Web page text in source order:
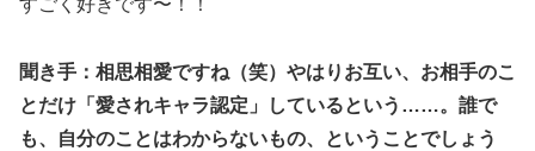
すごく好きです〜！！
聞き手：相思相愛ですね（笑）やはりお互い、お相手のこ
とだけ「愛されキャラ認定」しているという……。誰で
も、自分のことはわからないもの、ということでしょう